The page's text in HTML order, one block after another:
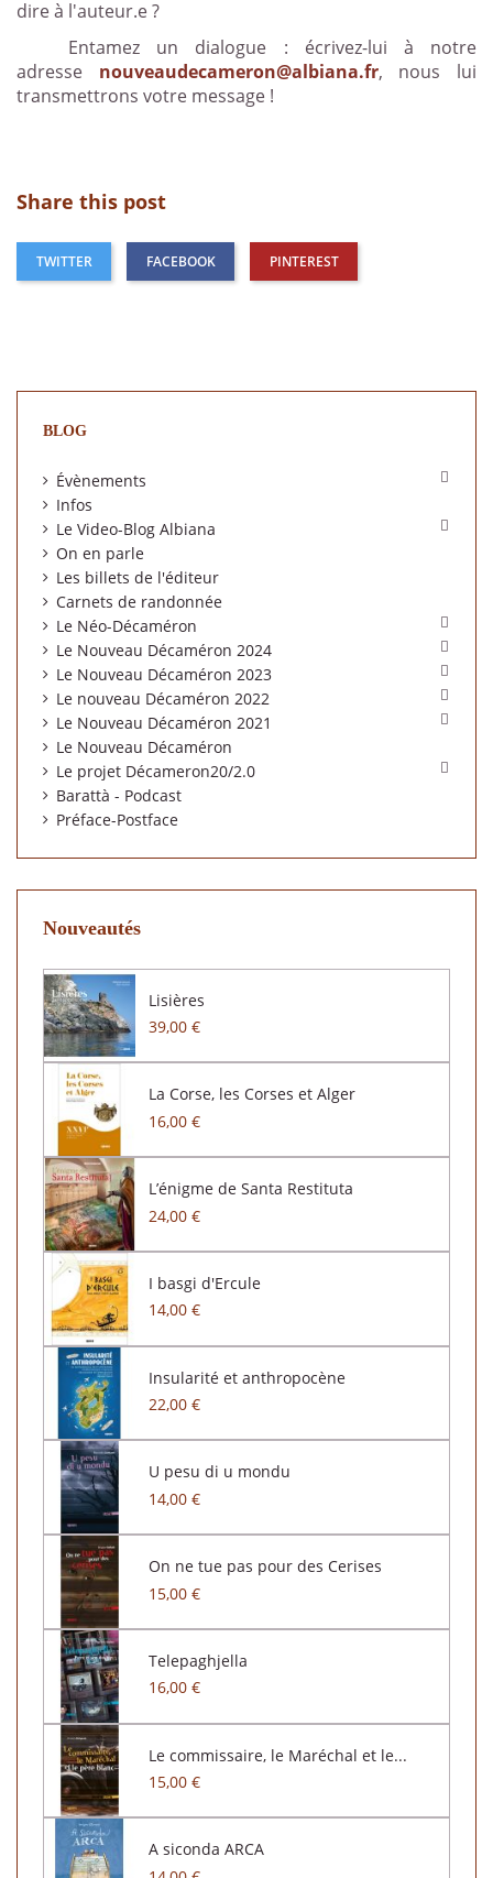
dire à l'auteur.e ?
Entamez un dialogue : écrivez-lui à notre
adresse nouveaudecameron@albiana.fr, nous lui
transmettrons votre message !
Share this post
TWITTER FACEBOOK PINTEREST
BLOG
Évènements 
Infos
Le Video-Blog Albiana

On en parle
Les billets de l'éditeur
Carnets de randonnée
Le Néo-Décaméron

Le Nouveau Décaméron 2024 
Le Nouveau Décaméron 2023 
Le nouveau Décaméron 2022 
Le Nouveau Décaméron 2021 
Le Nouveau Décaméron
Le projet Décameron20/2.0

Barattà - Podcast
Préface-Postface
Nouveautés
Lisières
39,00 €
La Corse, les Corses et Alger
16,00 €
L’énigme de Santa Restituta
24,00 €
I basgi d'Ercule
14,00 €
Insularité et anthropocène
22,00 €
U pesu di u mondu
14,00 €
On ne tue pas pour des Cerises
15,00 €
Telepaghjella
16,00 €
Le commissaire, le Maréchal et le...
15,00 €
A siconda ARCA